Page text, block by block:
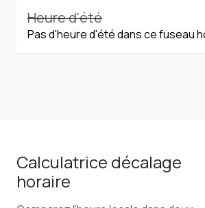
Heure d'été
Pas d'heure d'été dans ce fuseau
Calculatrice décalage
horaire